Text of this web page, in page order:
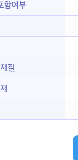
함여부
질